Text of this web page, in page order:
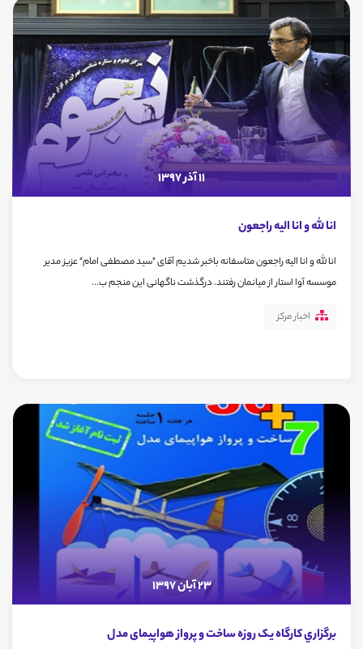
11 آذر 1397
انا لله و انا الیه راجعون
انا لله و انا الیه راجعون متاسفانه باخبر شدیم آقای "سید مصطفی امام" عزیز مدیر
موسسه آوا استار از میانمان رفتند. درگذشت ناگهانی این منجم ب...
اخبار مرکز
23 آبان 1397
برگزاري كارگاه یک روزه ساخت و پرواز هواپیمای مدل